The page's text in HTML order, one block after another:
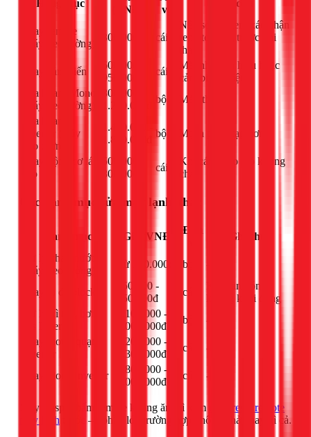
Hạng mục
(VNĐ)
vị
Ghi chú
Thay remote
(máy treo tường)
300.000đ cái
Nên soi camera xác nhận
remote hỏng trước khi
thay
Thay cảm biến
600.000 -
950.000đ
cái
Mắt nhận tín hiệu hoặc
cảm biến nhiệt
Sửa board Mono
(máy treo tường)
800.000 -
1.200.000đ
bộ
Máy thường
Sửa board
Inverter (máy
treo tường)
1.400.000 -
1.800.000đ
bộ Mạch phức tạp hơn
Thay động cơ lá
đảo
500.000 -
800.000đ
cái
Khi cánh đảo gió không
chạy
Các hạng mục sửa máy lạnh khác
Hạng mục Giá (VNĐ)
Đơn
Ghi chú
Xử lý chảy nước
(máy treo tường)
Từ 300.000đ bộ
Thay tụ đề block
650.000 -
950.000đ
cái
Khi dàn nóng
không khởi động
Xử lý xì tán, bơm
gas Inverter
1.100.000 -
2.000.000đ
bộ
-
Thay motor quạt
Inverter
1.200.000 -
2.300.000đ
cái -
Thay block Inverter
3.800.000 -
5.000.000đ
cái -
Máy Casper bấm remote không ăn thì xem
cách reset remote
máy lạnh trước — phần lớn trường hợp không phải thay gì cả.